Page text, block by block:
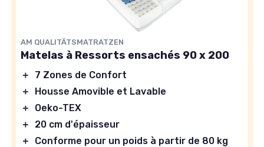
AM QUALITÄTSMATRATZEN
Matelas à Ressorts ensachés 90 x 200
＋
7 Zones de Confort
＋
Housse Amovible et Lavable
＋
Oeko-TEX
＋
20 cm d'épaisseur
＋
Conforme pour un poids à partir de 80 kg